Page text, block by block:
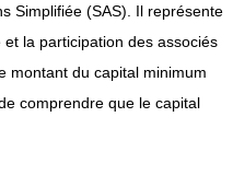
Simplifiée (SAS). Il représente
la participation des associés
montant du capital minimum
comprendre que le capital